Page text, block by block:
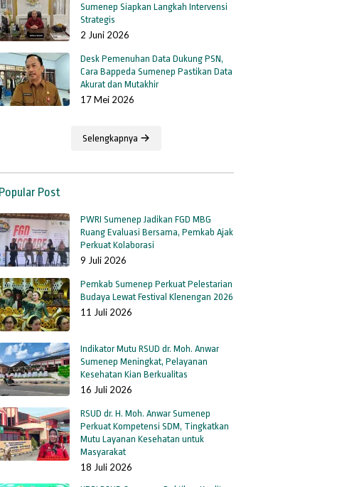
Sumenep Siapkan Langkah Intervensi
Strategis
2 Juni 2026
Desk Pemenuhan Data Dukung PSN,
Cara Bappeda Sumenep Pastikan Data
Akurat dan Mutakhir
17 Mei 2026
Selengkapnya
Popular Post
PWRI Sumenep Jadikan FGD MBG
Ruang Evaluasi Bersama, Pemkab Ajak
Perkuat Kolaborasi
9 Juli 2026
Pemkab Sumenep Perkuat Pelestarian
Budaya Lewat Festival Klenengan 2026
11 Juli 2026
Indikator Mutu RSUD dr. Moh. Anwar
Sumenep Meningkat, Pelayanan
Kesehatan Kian Berkualitas
16 Juli 2026
RSUD dr. H. Moh. Anwar Sumenep
Perkuat Kompetensi SDM, Tingkatkan
Mutu Layanan Kesehatan untuk
Masyarakat
18 Juli 2026